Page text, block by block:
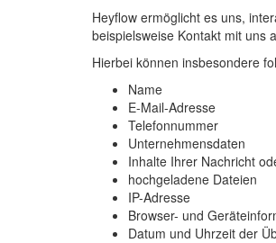
Heyflow ermöglicht es uns,
beispielsweise Kontakt mit uns
Hierbei können insbesondere
Name
E-Mail-Adresse
Telefonnummer
Unternehmensdaten
Inhalte Ihrer Nachricht
hochgeladene Dateien
IP-Adresse
Browser- und
Datum und Uhrzeit der